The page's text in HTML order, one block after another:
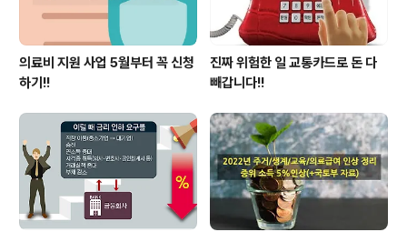
의료비 지원 사업 5월부터 꼭 신청
하기!!
진짜 위험한 일 교통카드로 돈 다
빼갑니다!!